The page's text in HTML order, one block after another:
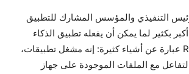
التنفيذي والمؤسس المشارك للتطبيق
بكثير لما يمكن أن يفعله تطبيق الذكاء
الاصطناعي. Raycast عبارة عن أشياء كثيرة: إنه مشغل تطبيقات،
مع الملفات الموجودة على جهاز